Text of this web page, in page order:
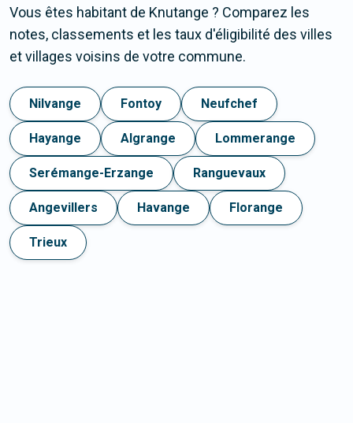
Vous êtes habitant de Knutange ? Comparez les
notes, classements et les taux d'éligibilité des villes
et villages voisins de votre commune.
Nilvange Fontoy Neufchef
Hayange Algrange Lommerange
Serémange-Erzange Ranguevaux
Angevillers Havange Florange
Trieux